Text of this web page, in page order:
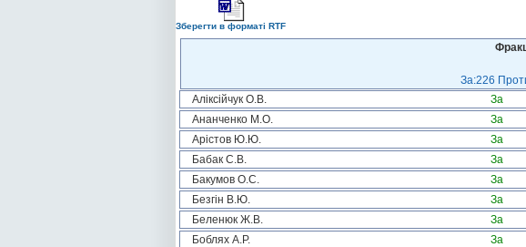
Зберегти в форматі RTF
За:226
Аліксійчук О.В.
За
Ананченко М.О.
За
Арістов Ю.Ю.
За
Бабак С.В.
За
Бакумов О.С.
За
Безгін В.Ю.
За
Беленюк Ж.В.
За
Боблях А.Р.
За